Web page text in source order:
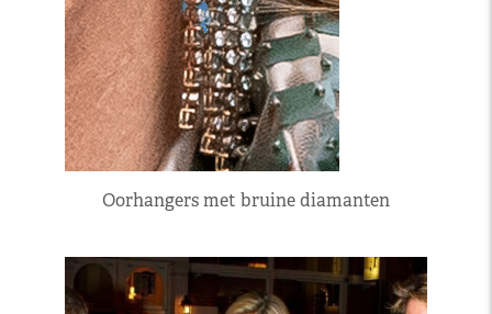
Oorhangers met bruine diamanten